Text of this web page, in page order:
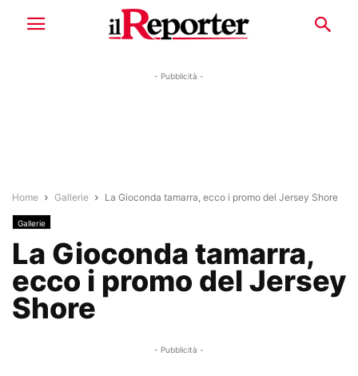
- Pubblicità -
Home Gallerie La Gioconda tamarra, ecco i promo del Jersey Shore
Gallerie
La Gioconda tamarra,
ecco i promo del Jersey
Shore
- Pubblicità -